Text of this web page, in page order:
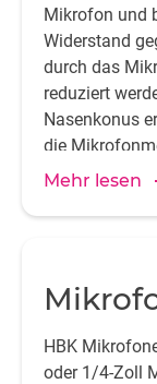
Mikrofon und
Widerstand
durch das
reduziert
Nasenkonus
die
Geflecht
Mehr lesen
HBK
oder 1/4-Zoll